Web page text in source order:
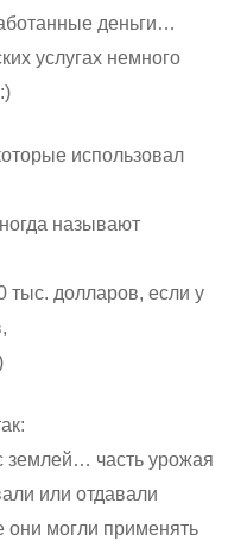
деньги…
услугах немного
использовал
называют
тыс. долларов, если у
землей… часть урожая
или отдавали
они могли применять